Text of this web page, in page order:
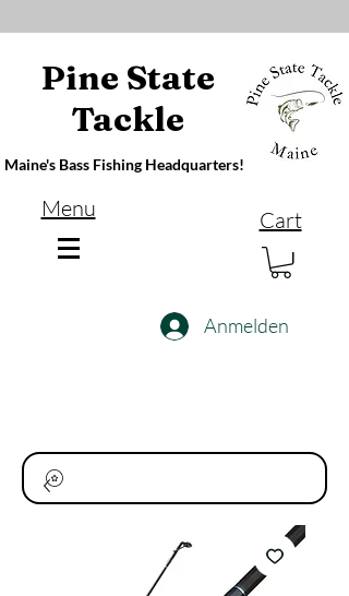
Pine State
Tackle
Maine's Bass Fishing Headquarters!
Menu Cart
Anmelden